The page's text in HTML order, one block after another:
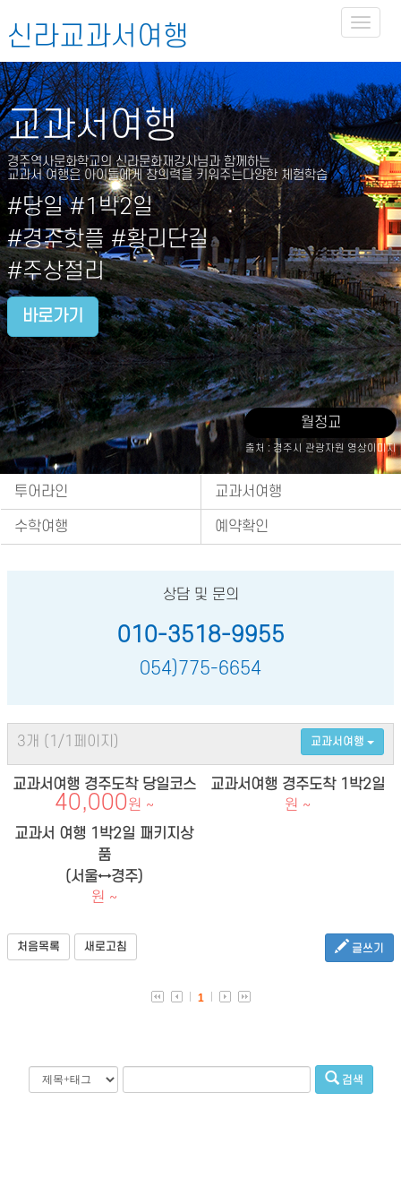
Toggle
신라교과서여행
교과서여행
경주역사문화학교의 신라문화재강사님과 함께하는
교과서 여행은 아이들에게 창의력을 키워주는다양한 체험학습
#당일 #1박2일
#경주핫플 #황리단길
#주상절리
바로가기
월정교
출처 : 경주시 관광자원 영상이미지
투어라인 교과서여행
수학여행 예약확인
상담 및 문의
010-3518-9955
054)775-6654
3개 (1/1페이지) 교과서여행
교과서여행 경주도착 당일코스
40,000원 ~
교과서여행 경주도착 1박2일
원 ~
교과서 여행 1박2일 패키지상
품
(서울↔경주)
원 ~
처음목록 새로고침 글쓰기
1
검색